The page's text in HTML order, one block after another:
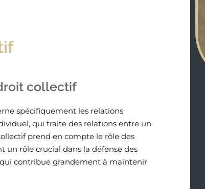
collectif
spécifiquement les relations
qui traite des relations entre un
prend en compte le rôle des
un rôle crucial dans la défense des
qui contribue grandement à maintenir